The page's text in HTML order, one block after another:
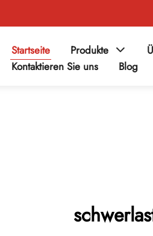
Startseite Produkte
Kontaktieren Sie uns
Blog